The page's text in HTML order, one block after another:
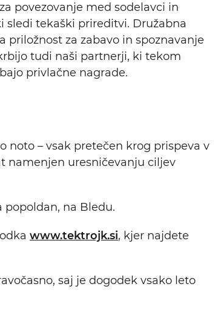
povezovanje med sodelavci in
sledi tekaški prireditvi. Družabna
za zabavo in spoznavanje
tudi naši partnerji, ki tekom
privlačne nagrade.
noto – vsak pretečen krog prispeva v
namenjen uresničevanju ciljev
popoldan, na Bledu.
www.tektrojk.si, kjer najdete
saj je dogodek vsako leto